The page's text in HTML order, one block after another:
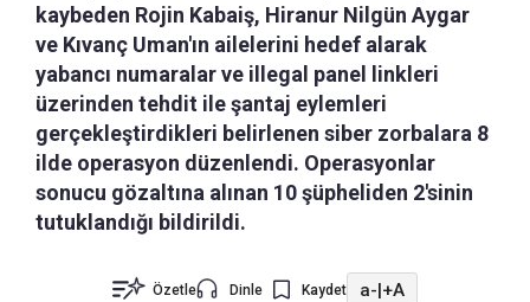
kaybeden Rojin Kabaiş, Hiranur Nilgün Aygar
ve Kıvanç Uman'ın ailelerini hedef alarak
yabancı numaralar ve illegal panel linkleri
üzerinden tehdit ile şantaj eylemleri
gerçekleştirdikleri belirlenen siber zorbalara 8
ilde operasyon düzenlendi. Operasyonlar
sonucu gözaltına alınan 10 şüpheliden 2'sinin
tutuklandığı bildirildi.
Özetle Dinle Kaydet a-|+A